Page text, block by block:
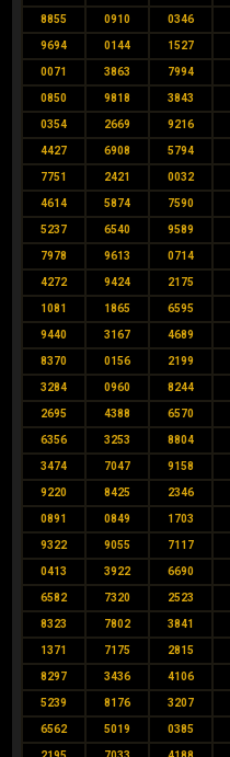
8855 0910 0346
9694 0144 1527
0071 3863 7994
0850 9818 3843
0354 2669 9216
4427 6908 5794
7751 2421 0032
4614 5874 7590
5237 6540 9589
7978 9613 0714
4272 9424 2175
1081 1865 6595
9440 3167 4689
8370 0156 2199
3284 0960 8244
2695 4388 6570
6356 3253 8804
3474 7047 9158
9220 8425 2346
0891 0849 1703
9322 9055 7117
0413 3922 6690
6582 7320 2523
8323 7802 3841
1371 7175 2815
8297 3436 4106
5239 8176 3207
6562 5019 0385